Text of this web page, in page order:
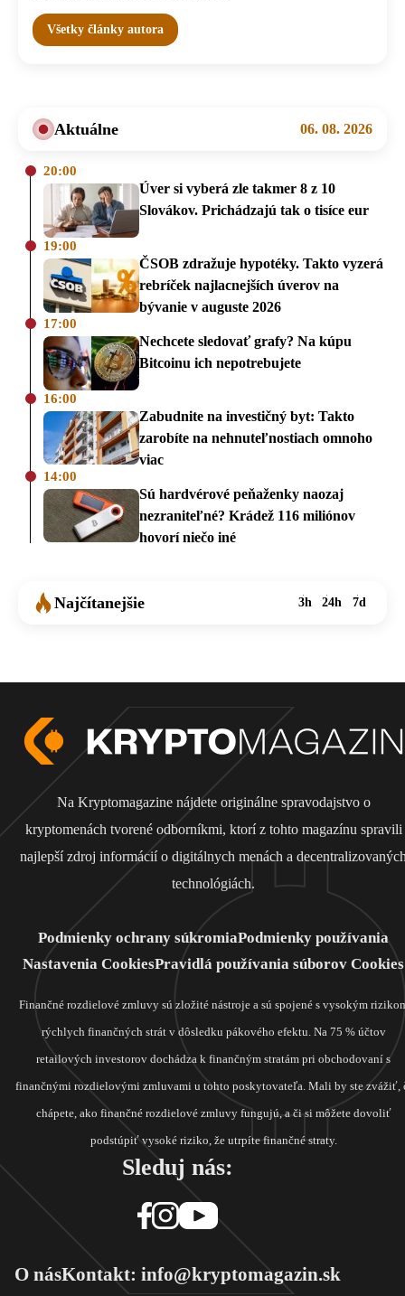
Všetky články autora
Aktuálne 06. 08. 2026
20:00
Úver si vyberá zle takmer 8 z 10
Slovákov. Prichádzajú tak o tisíce eur
19:00
ČSOB zdražuje hypotéky. Takto vyzerá
rebríček najlacnejších úverov na
bývanie v auguste 2026
17:00
Nechcete sledovať grafy? Na kúpu
Bitcoinu ich nepotrebujete
16:00
Zabudnite na investičný byt: Takto
zarobíte na nehnuteľnostiach omnoho
viac
14:00
Sú hardvérové peňaženky naozaj
nezraniteľné? Krádež 116 miliónov
hovorí niečo iné
Najčítanejšie 3h 24h 7d
Na Kryptomagazine nájdete originálne spravodajstvo o
kryptomenách tvorené odborníkmi, ktorí z tohto magazínu spravili
najlepší zdroj informácií o digitálnych menách a
technológiách.
Podmienky ochrany súkromiaPodmienky používania
Nastavenia CookiesPravidlá používania súborov Cookies
Finančné rozdielové zmluvy sú zložité nástroje a sú spojené s vysokým
rýchlych finančných strát v dôsledku pákového efektu. Na 75 % účtov
retailových investorov dochádza k finančným stratám pri obchodovaní s
finančnými rozdielovými zmluvami u tohto poskytovateľa. Mali by ste zvážiť,
chápete, ako finančné rozdielové zmluvy fungujú, a či si môžete dovoliť
podstúpiť vysoké riziko, že utrpíte finančné straty.
Sleduj nás:
O násKontakt: info@kryptomagazin.sk